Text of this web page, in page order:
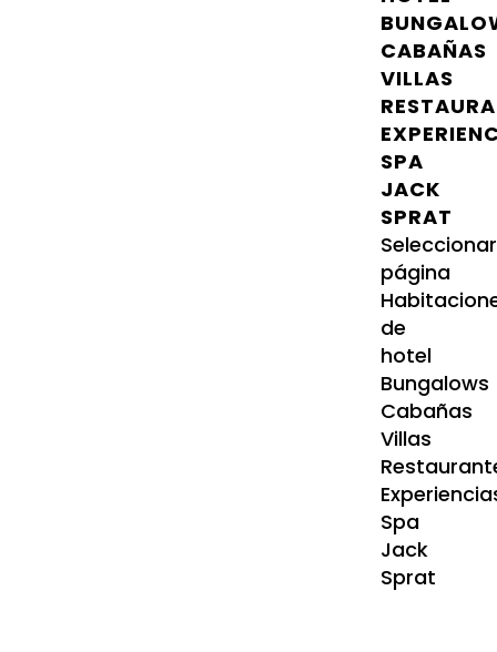
CABAÑAS
VILLAS
SPA
JACK
SPRAT
Seleccionar
página
de
hotel
Bungalows
Cabañas
Villas
Spa
Jack
Sprat